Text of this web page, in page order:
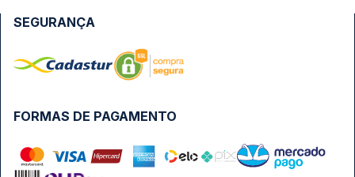
FORMAS DE PAGAMENTO
SEGURANÇA